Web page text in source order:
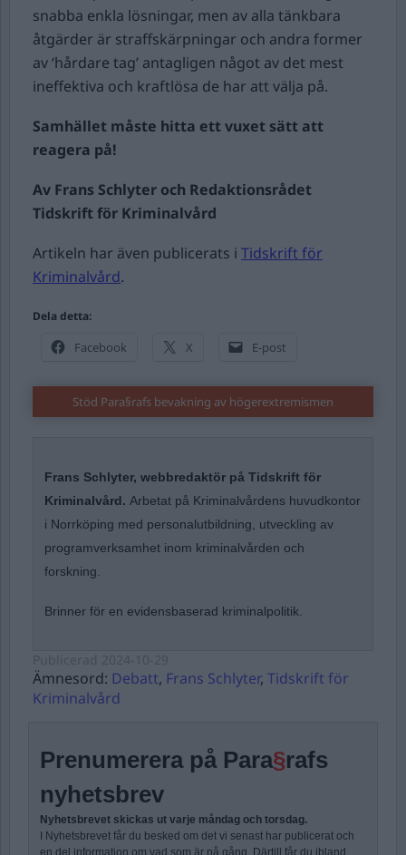
snabba enkla lösningar, men av alla tänkbara
åtgärder är straffskärpningar och andra former
av ‘hårdare tag’ antagligen något av det mest
ineffektiva och kraftlösa de har att välja på.
Samhället måste hitta ett vuxet sätt att
reagera på!
Av Frans Schlyter och Redaktionsrådet
Tidskrift för Kriminalvård
Artikeln har även publicerats i Tidskrift för
Kriminalvård.
Dela detta:
Facebook X E-post
Stöd Para§rafs bevakning av högerextremismen
Frans Schlyter, webbredaktör på Tidskrift för
Kriminalvård. Arbetat på Kriminalvårdens huvudkontor
i Norrköping med personalutbildning, utveckling av
programverksamhet inom kriminalvården och
forskning.
Brinner för en evidensbaserad kriminalpolitik.
Ämnesord: Debatt, Frans Schlyter, Tidskrift för
Kriminalvård
Prenumerera på Para§rafs
nyhetsbrev
Nyhetsbrevet skickas ut varje måndag och torsdag.
I Nyhetsbrevet får du besked om det vi senast har publicerat och
en del information om vad som är på gång. Därtill får du ibland